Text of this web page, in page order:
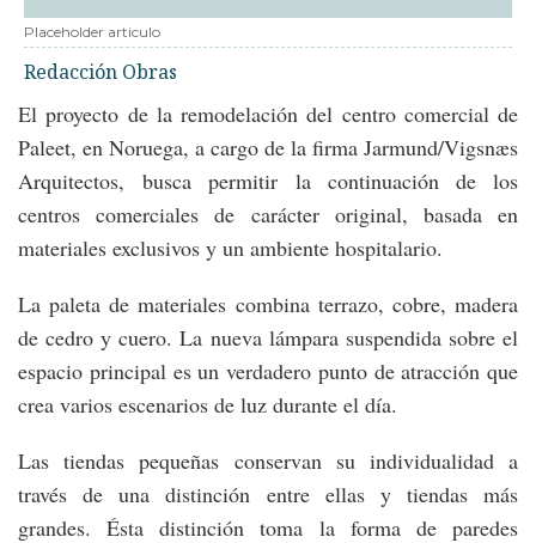
Placeholder articulo
Redacción Obras
El proyecto de la remodelación del centro comercial de
Paleet, en Noruega, a cargo de la firma Jarmund/Vigsnæs
Arquitectos, busca permitir la continuación de los
centros comerciales de carácter original, basada en
materiales exclusivos y un ambiente hospitalario.
La paleta de materiales combina terrazo, cobre, madera
de cedro y cuero. La nueva lámpara suspendida sobre el
espacio principal es un verdadero punto de atracción que
crea varios escenarios de luz durante el día.
Las tiendas pequeñas conservan su individualidad a
través de una distinción entre ellas y tiendas más
grandes. Ésta distinción toma la forma de paredes